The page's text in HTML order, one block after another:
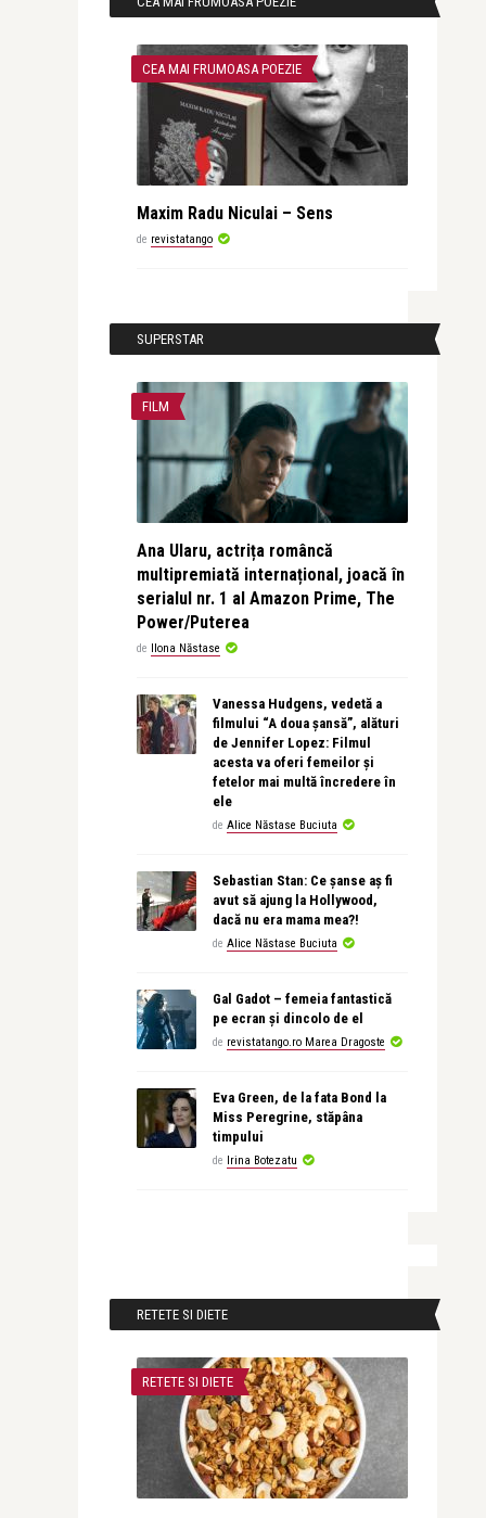
CEA MAI FRUMOASA POEZIE
Maxim Radu Niculai – Sens
de revistatango
SUPERSTAR
FILM
Ana Ularu, actrița româncă
multipremiată internațional, joacă în
serialul nr. 1 al Amazon Prime, The
Power/Puterea
de Ilona Năstase
Vanessa Hudgens, vedetă a
filmului “A doua șansă”, alături
de Jennifer Lopez: Filmul
acesta va oferi femeilor și
fetelor mai multă încredere în
ele
de Alice Năstase Buciuta
Sebastian Stan: Ce șanse aș fi
avut să ajung la Hollywood,
dacă nu era mama mea?!
de Alice Năstase Buciuta
Gal Gadot – femeia fantastică
pe ecran și dincolo de el
de revistatango.ro Marea Dragoste
Eva Green, de la fata Bond la
Miss Peregrine, stăpâna
timpului
de Irina Botezatu
RETETE SI DIETE
RETETE SI DIETE